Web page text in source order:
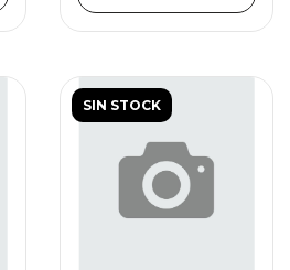
SIN STOCK